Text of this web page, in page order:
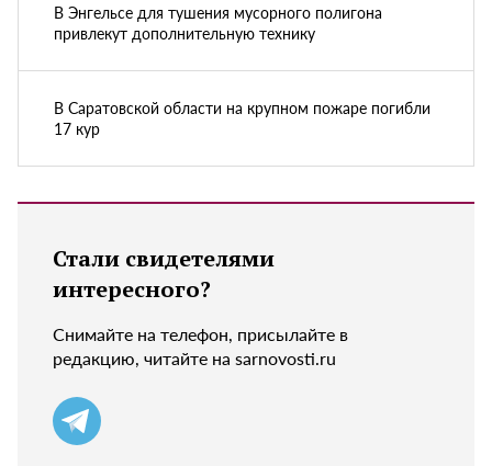
В Энгельсе для тушения мусорного полигона
привлекут дополнительную технику
В Саратовской области на крупном пожаре погибли
17 кур
Стали свидетелями
интересного?
Снимайте на телефон, присылайте в
редакцию, читайте на sarnovosti.ru